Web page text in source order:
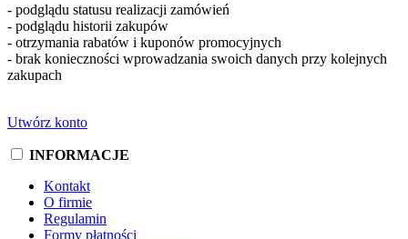
- podglądu statusu realizacji zamówień
- podglądu historii zakupów
- otrzymania rabatów i kuponów promocyjnych
- brak konieczności wprowadzania swoich danych przy kolejnych
zakupach
Utwórz konto
INFORMACJE
Kontakt
O firmie
Regulamin
Formy płatności